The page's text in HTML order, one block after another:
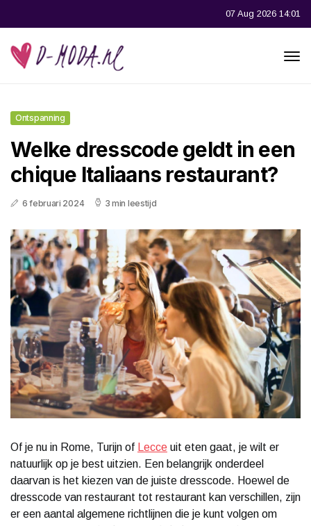
07 Aug 2026 14:01
Ontspanning
Welke dresscode geldt in een
chique Italiaans restaurant?
6 februari 2024 3 min leestijd
Of je nu in Rome, Turijn of Lecce uit eten gaat, je wilt er
natuurlijk op je best uitzien. Een belangrijk onderdeel
daarvan is het kiezen van de juiste dresscode. Hoewel de
dresscode van restaurant tot restaurant kan verschillen, zijn
er een aantal algemene richtlijnen die je kunt volgen om